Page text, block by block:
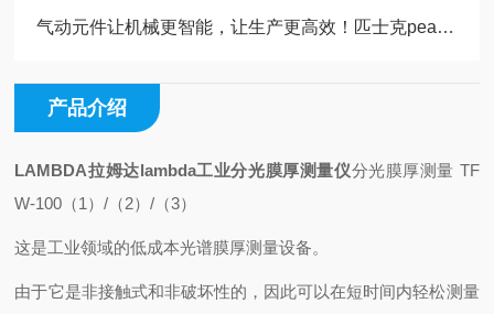
气动元件让机械更智能，让生产更高效！匹士克peask接头 大部分现货
产品介绍
LAMBDA拉姆达lambda工业分光膜厚测量仪分光膜厚测量 TF
W-100（1）/（2）/（3）
这是工业领域的低成本光谱膜厚测量设备。
由于它是非接触式和非破坏性的，因此可以在短时间内轻松测量